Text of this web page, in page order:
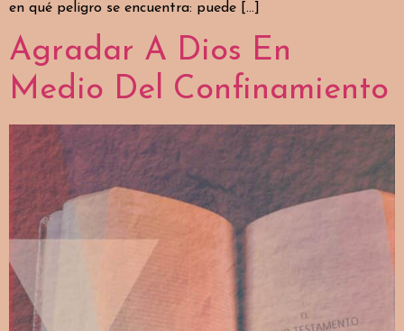
en qué peligro se encuentra: puede […]
Agradar A Dios En
Medio Del Confinamiento